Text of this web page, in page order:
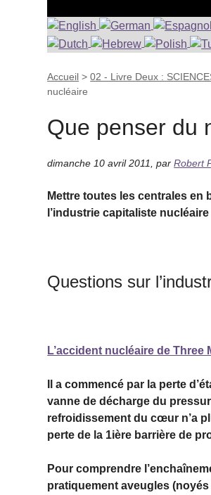
Accueil >02 - Livre Deux :
nucléaire
Que penser du
dimanche 10 avril 2011 ,parRobert
Mettre toutes les centrales en
l’industrie capitaliste
Questions sur
L’accident nucléaire de Three
Il a commencé par la perte
vanne de décharge du
refroidissement du cœur n’a
perte de la 1ière barrière de
Pour comprendre
pratiquement aveugles